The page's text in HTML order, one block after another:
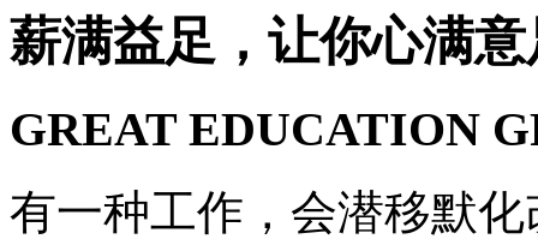
薪满益足，让你心满意
GREAT EDUCATION
有一种工作，会潜移默